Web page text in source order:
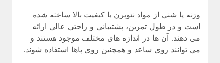
وزنه پا شنی از مواد نئوپرن با کیفیت بالا ساخته شده
است و در طول تمرین، پشتیبانی و راحتی عالی ارائه
می دهند. آن ها در اندازه های مختلف موجود هستند و
می توانند روی ساعد و همچنین روی پاها استفاده شوند.